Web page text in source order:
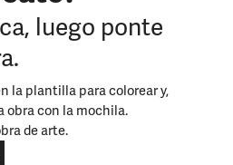
luego ponte
la plantilla para colorear y,
obra con la mochila.
de arte.